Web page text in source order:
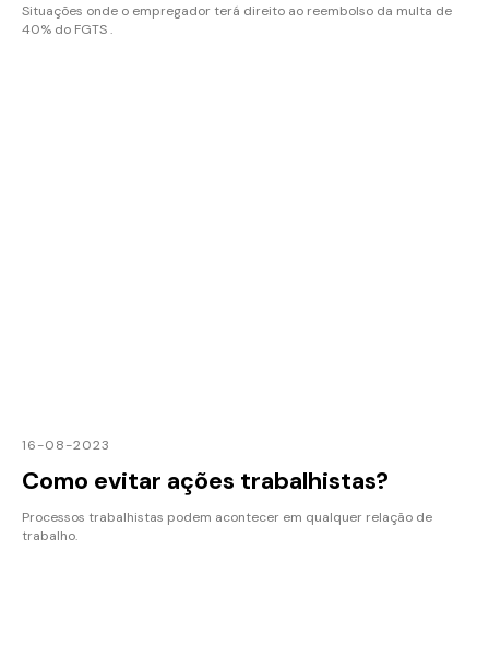
Situações onde o empregador terá direito ao reembolso da multa de
40% do FGTS .
16-08-2023
Como evitar ações trabalhistas?
Processos trabalhistas podem acontecer em qualquer relação de
trabalho.